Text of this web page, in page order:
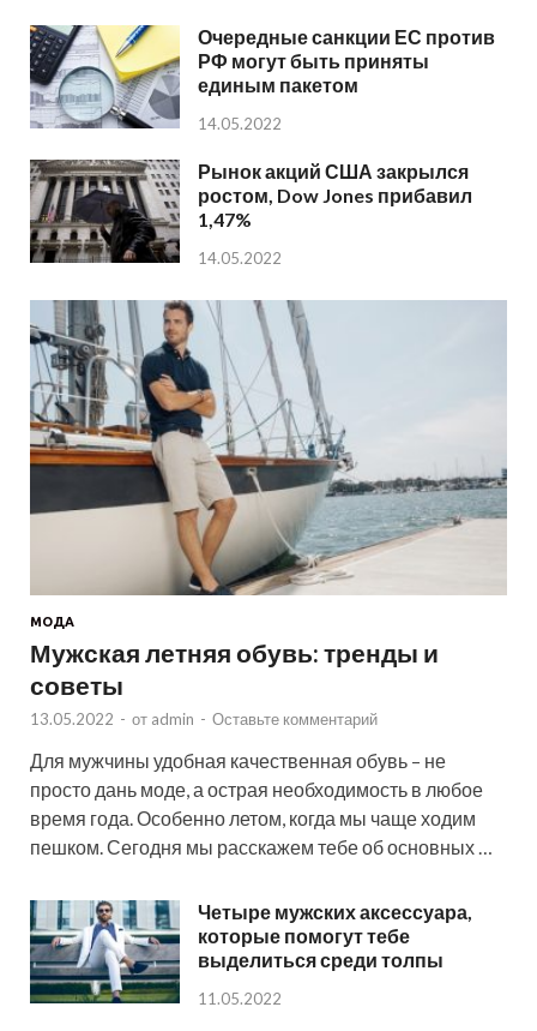
Очередные санкции ЕС против
РФ могут быть приняты
единым пакетом
14.05.2022
Рынок акций США закрылся
ростом, Dow Jones прибавил
1,47%
14.05.2022
МОДА
Мужская летняя обувь: тренды и
советы
13.05.2022 - от admin - Оставьте комментарий
Для мужчины удобная качественная обувь – не
просто дань моде, а острая необходимость в любое
время года. Особенно летом, когда мы чаще ходим
пешком. Сегодня мы расскажем тебе об основных …
Четыре мужских аксессуара,
которые помогут тебе
выделиться среди толпы
11.05.2022